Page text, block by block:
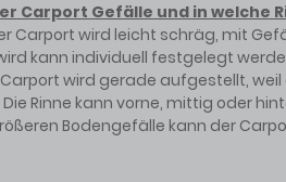
Carport Gefälle und in welche
Carport wird leicht schräg, mit
kann individuell festgelegt
Carport wird gerade aufgestellt,
Rinne kann vorne, mittig oder
Bodengefälle kann der